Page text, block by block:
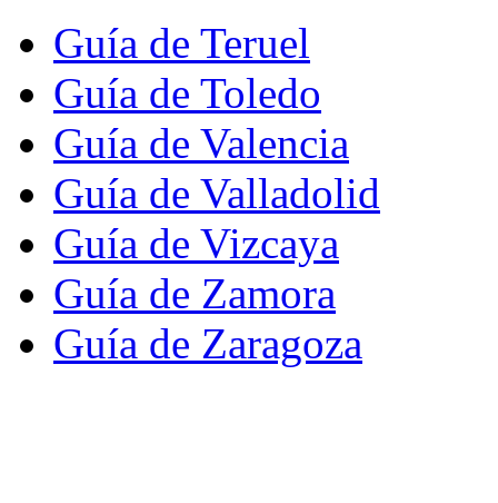
Guía de Teruel
Guía de Toledo
Guía de Valencia
Guía de Valladolid
Guía de Vizcaya
Guía de Zamora
Guía de Zaragoza